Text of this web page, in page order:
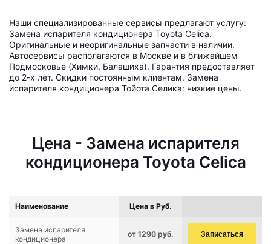
Наши специализированные сервисы предлагают услугу:
Замена испарителя кондиционера Toyota Celica.
Оригинальные и неоригинальные запчасти в наличии.
Автосервисы располагаются в Москве и в ближайшем
Подмосковье (Химки, Балашиха). Гарантия предоставляет
до 2-х лет. Скидки постоянным клиентам. Замена
испарителя кондиционера Тойота Селика: низкие цены.
Цена - Замена испарителя
кондиционера Toyota Celica
Наименование Цена в Руб.
Замена испарителя
кондиционера
от 1290 руб. Записаться